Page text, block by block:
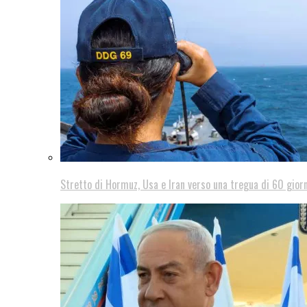
Stretto di Hormuz, Usa e Iran verso una tregua di 60